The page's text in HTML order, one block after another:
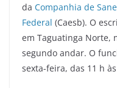
da Companhia de
Federal (Caesb). O
em Taguatinga Norte,
segundo andar. O
sexta-feira, das 11 h